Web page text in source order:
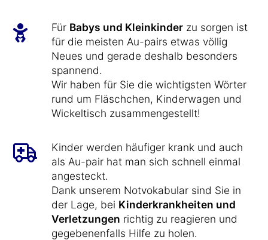
Für Babys und Kleinkinder zu sorgen ist
für die meisten Au-pairs etwas völlig
Neues und gerade deshalb besonders
spannend.
Wir haben für Sie die wichtigsten Wörter
rund um Fläschchen, Kinderwagen und
Wickeltisch zusammengestellt!
Kinder werden häufiger krank und auch
als Au-pair hat man sich schnell einmal
angesteckt.
Dank unserem Notvokabular sind Sie in
der Lage, bei Kinderkrankheiten und
Verletzungen richtig zu reagieren und
gegebenenfalls Hilfe zu holen.